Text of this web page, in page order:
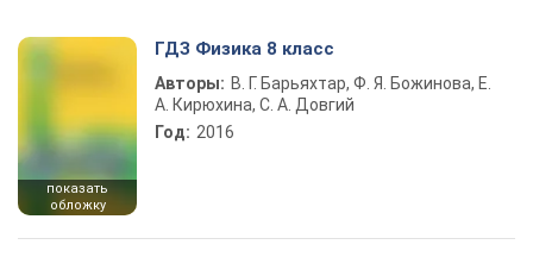
показать
обложку
ГДЗ Физика 8 класс
Авторы: В. Г. Барьяхтар, Ф. Я. Божинова, Е.
А. Кирюхина, С. А. Довгий
Год: 2016